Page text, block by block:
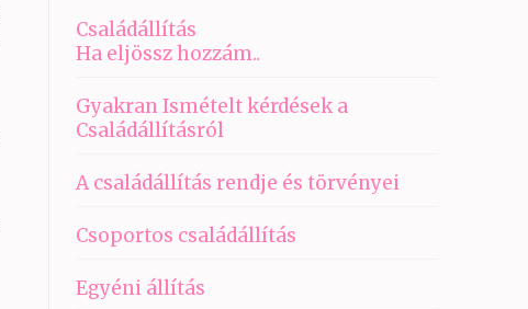
Családállítás
Ha eljössz hozzám..
Gyakran Ismételt kérdések a
Családállításról
A családállítás rendje és törvényei
Csoportos családállítás
Egyéni állítás